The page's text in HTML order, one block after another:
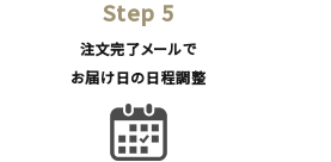
Step 5
注文完了メールで
お届け日の日程調整